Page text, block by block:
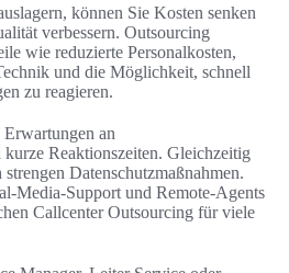
können Sie Kosten senken
verbessern. Outsourcing
wie reduzierte Personalkosten,
und die Möglichkeit, schnell
zu reagieren.
an
Reaktionszeiten. Gleichzeitig
Datenschutzmaßnahmen.
und Remote‑Agents
Callcenter Outsourcing für viele